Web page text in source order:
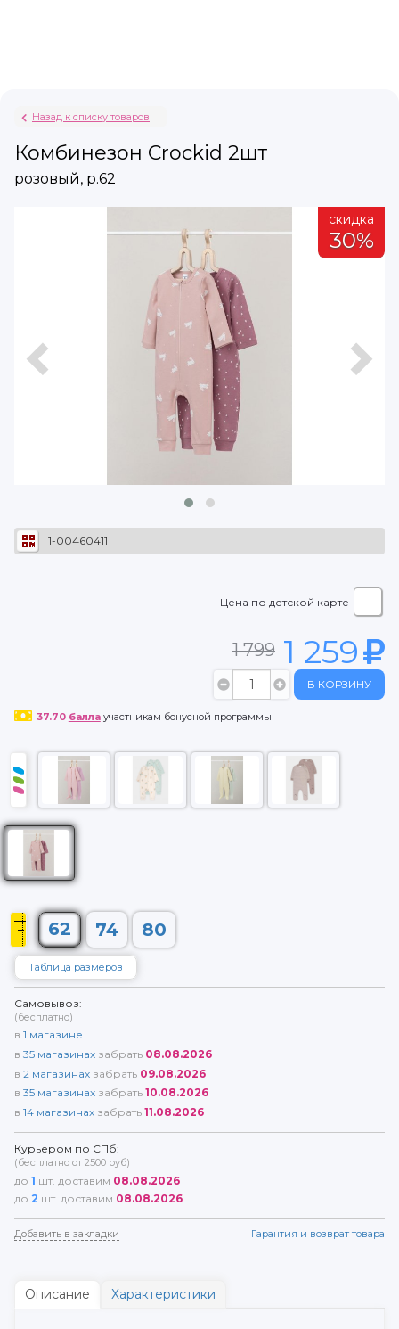
Назад к списку товаров
Комбинезон Crockid 2шт
розовый, р.62
скидка
30%
1-00460411
Цена по детской карте
1 799 1 259
В КОРЗИНУ
37.70 баллаучастникам бонусной программы
62 74 80
Таблица размеров
Самовывоз:
(бесплатно)
в 1 магазине
в 35 магазинах забрать 08.08.2026
в 2 магазинах забрать 09.08.2026
в 35 магазинах забрать 10.08.2026
в 14 магазинах забрать 11.08.2026
Курьером по СПб:
(бесплатно от 2500 руб)
до 1 шт. доставим 08.08.2026
до 2 шт. доставим 08.08.2026
Добавить в закладки Гарантия и возврат товара
Описание Характеристики